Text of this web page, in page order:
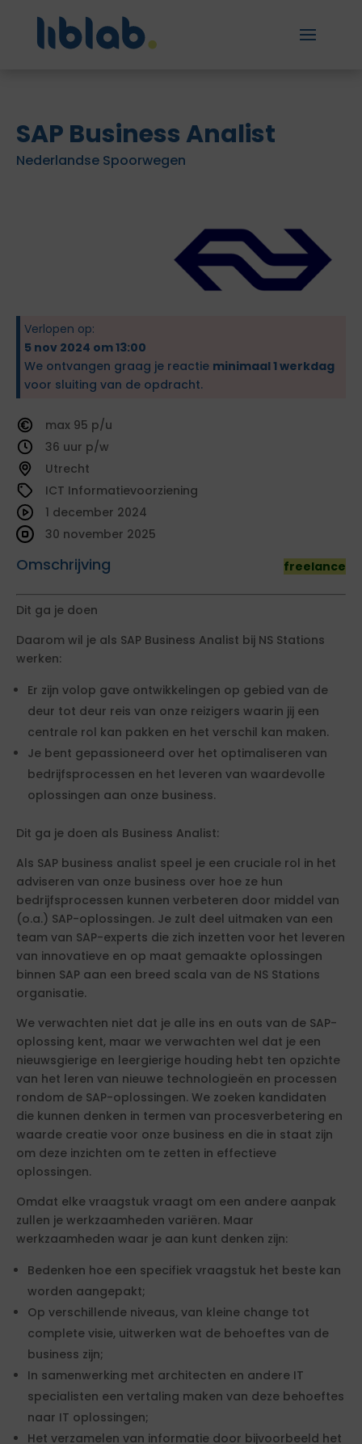
SAP Business Analist
Nederlandse Spoorwegen
Verlopen op:
5 nov 2024 om 13:00
We ontvangen graag je reactie minimaal 1 werkdag
voor sluiting van de opdracht.
95
36
Utrecht
ICT Informatievoorziening
Omschrijving freelance
1 december 2024
30 november 2025
Dit ga je doen
Daarom wil je als SAP Business Analist bij NS Stations
werken:
Er zijn volop gave ontwikkelingen op gebied van de
deur tot deur reis van onze reizigers waarin jij een
centrale rol kan pakken en het verschil kan maken.
Je bent gepassioneerd over het optimaliseren van
bedrijfsprocessen en het leveren van waardevolle
oplossingen aan onze business.
Dit ga je doen als Business Analist:
Als SAP business analist speel je een cruciale rol in het
adviseren van onze business over hoe ze hun
bedrijfsprocessen kunnen verbeteren door middel van
(o.a.) SAP-oplossingen. Je zult deel uitmaken van een
team van SAP-experts die zich inzetten voor het leveren
van innovatieve en op maat gemaakte oplossingen
binnen SAP aan een breed scala van de NS Stations
organisatie.
We verwachten niet dat je alle ins en outs van de SAP-
oplossing kent, maar we verwachten wel dat je een
nieuwsgierige en leergierige houding hebt ten opzichte
van het leren van nieuwe technologieën en processen
rondom de SAP-oplossingen. We zoeken kandidaten
die kunnen denken in termen van procesverbetering en
waarde creatie voor onze business en die in staat zijn
om deze inzichten om te zetten in effectieve
oplossingen.
Omdat elke vraagstuk vraagt om een andere aanpak
zullen je werkzaamheden variëren. Maar
werkzaamheden waar je aan kunt denken zijn:
Bedenken hoe een specifiek vraagstuk het beste kan
worden aangepakt;
Op verschillende niveaus, van kleine change tot
complete visie, uitwerken wat de behoeftes van de
business zijn;
In samenwerking met architecten en andere IT
specialisten een vertaling maken van deze behoeftes
naar IT oplossingen;
Het verzamelen van informatie door bijvoorbeeld het